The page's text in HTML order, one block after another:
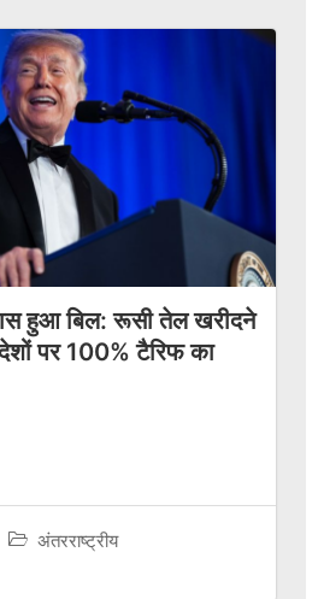
हुआ बिल: रूसी तेल खरीदने
पर 100% टैरिफ का
अंतरराष्ट्रीय